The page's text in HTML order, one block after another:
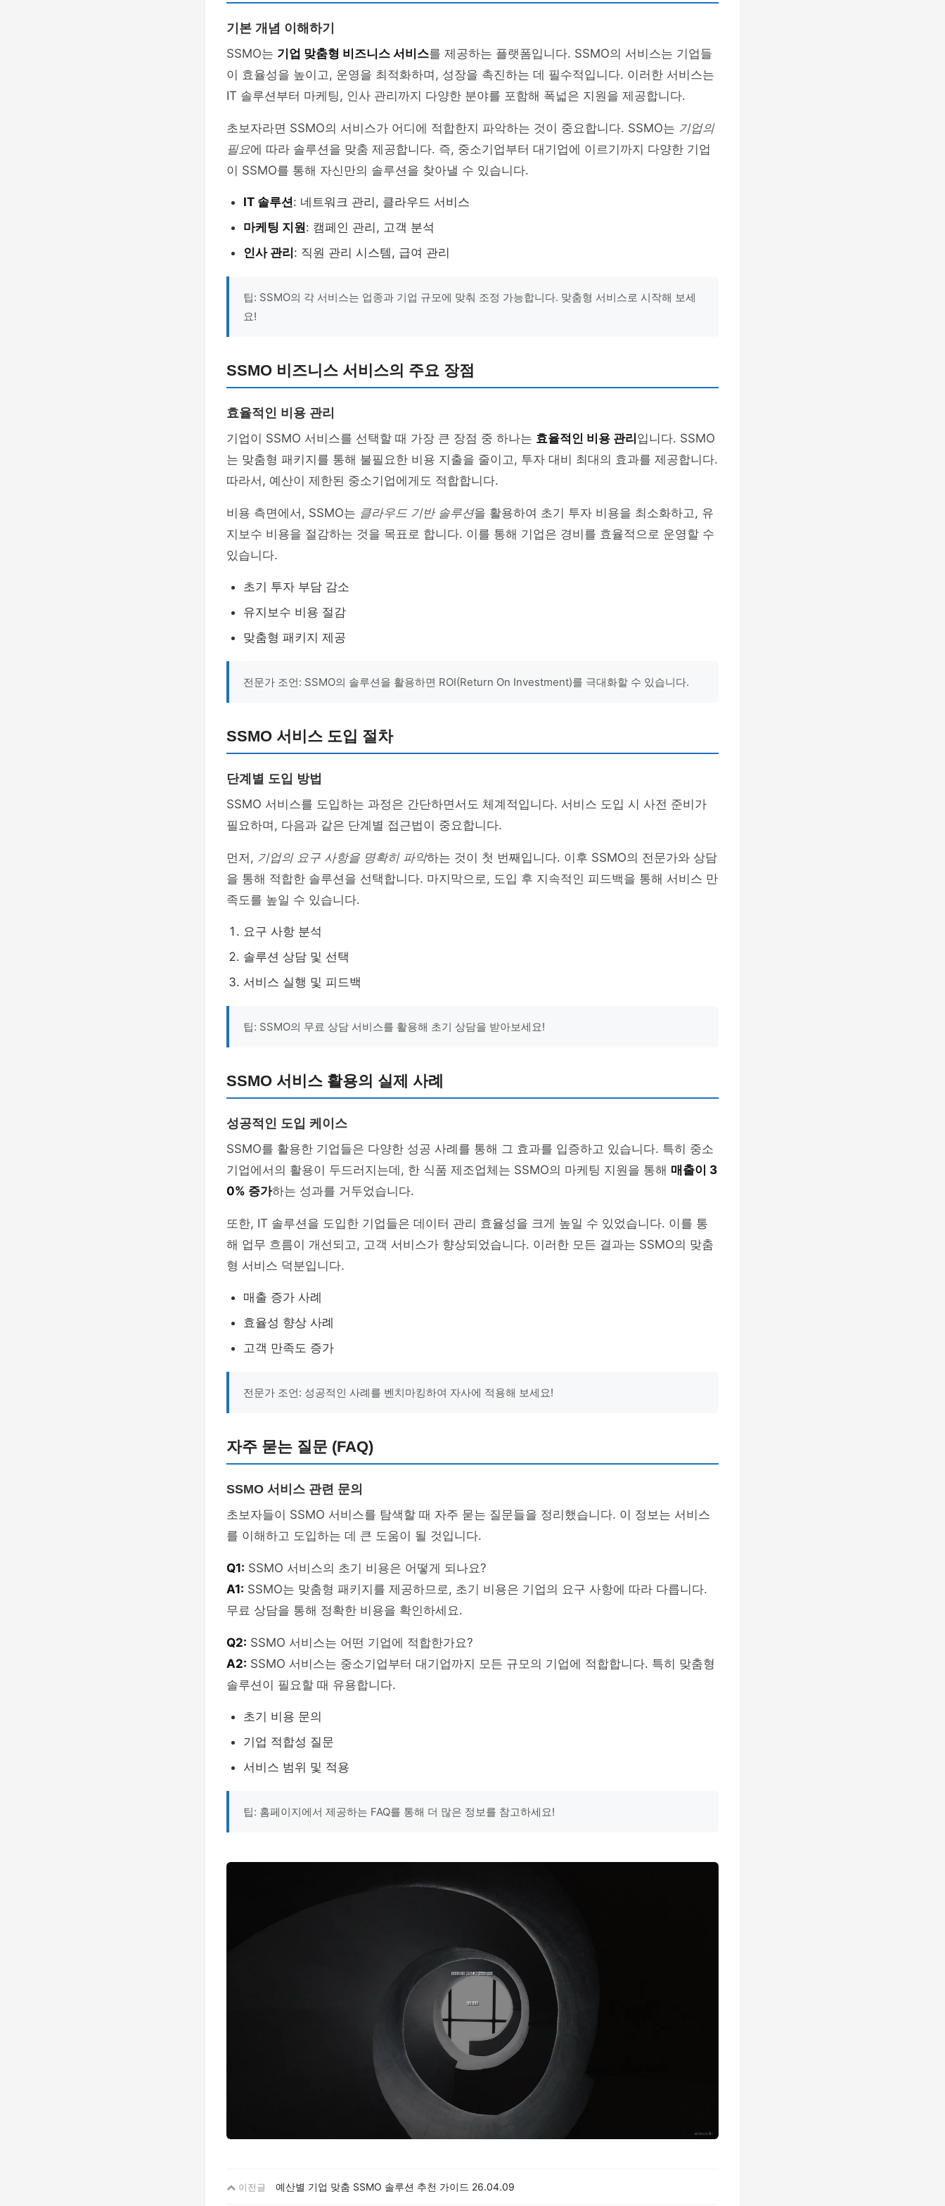
기본 개념 이해하기
SSMO는 기업 맞춤형 비즈니스 서비스를 제공하는 플랫폼입니다. SSMO의 서비스는 기업들
이 효율성을 높이고, 운영을 최적화하며, 성장을 촉진하는 데 필수적입니다. 이러한 서비스는
IT 솔루션부터 마케팅, 인사 관리까지 다양한 분야를 포함해 폭넓은 지원을 제공합니다.
초보자라면 SSMO의 서비스가 어디에 적합한지 파악하는 것이 중요합니다. SSMO는 기업의
필요에 따라 솔루션을 맞춤 제공합니다. 즉, 중소기업부터 대기업에 이르기까지 다양한 기업
이 SSMO를 통해 자신만의 솔루션을 찾아낼 수 있습니다.
IT 솔루션: 네트워크 관리, 클라우드 서비스
마케팅 지원: 캠페인 관리, 고객 분석
인사 관리 : 직원 관리 시스템, 급여 관리
팁: SSMO의 각 서비스는 업종과 기업 규모에 맞춰 조정 가능합니다. 맞춤형 서비스로 시작해 보세
요!
SSMO 비즈니스 서비스의 주요 장점
효율적인 비용 관리
기업이 SSMO 서비스를 선택할 때 가장 큰 장점 중 하나는 효율적인 비용 관리 입니다. SSMO
는 맞춤형 패키지를 통해 불필요한 비용 지출을 줄이고, 투자 대비 최대의 효과를 제공합니다.
따라서, 예산이 제한된 중소기업에게도 적합합니다.
비용 측면에서, SSMO는 클라우드 기반 솔루션을 활용하여 초기 투자 비용을 최소화하고, 유
지보수 비용을 절감하는 것을 목표로 합니다. 이를 통해 기업은 경비를 효율적으로 운영할 수
있습니다.
초기 투자 부담 감소
유지보수 비용 절감
맞춤형 패키지 제공
전문가 조언: SSMO의 솔루션을 활용하면 ROI(Return On Investment)를 극대화할 수 있습니다.
SSMO 서비스 도입 절차
단계별 도입 방법
SSMO 서비스를 도입하는 과정은 간단하면서도 체계적입니다. 서비스 도입 시 사전 준비가
필요하며, 다음과 같은 단계별 접근법이 중요합니다.
먼저, 기업의 요구 사항을 명확히 파악하는 것이 첫 번째입니다. 이후 SSMO의 전문가와 상담
을 통해 적합한 솔루션을 선택합니다. 마지막으로, 도입 후 지속적인 피드백을 통해 서비스 만
족도를 높일 수 있습니다.
요구 사항 분석
솔루션 상담 및 선택
서비스 실행 및 피드백
팁: SSMO의 무료 상담 서비스를 활용해 초기 상담을 받아보세요!
SSMO 서비스 활용의 실제 사례
성공적인 도입 케이스
SSMO를 활용한 기업들은 다양한 성공 사례를 통해 그 효과를 입증하고 있습니다. 특히 중소
기업에서의 활용이 두드러지는데, 한 식품 제조업체는 SSMO의 마케팅 지원을 통해 매출이 3
0% 증가하는 성과를 거두었습니다.
또한, IT 솔루션을 도입한 기업들은 데이터 관리 효율성을 크게 높일 수 있었습니다. 이를 통
해 업무 흐름이 개선되고, 고객 서비스가 향상되었습니다. 이러한 모든 결과는 SSMO의 맞춤
형 서비스 덕분입니다.
매출 증가 사례
효율성 향상 사례
고객 만족도 증가
전문가 조언: 성공적인 사례를 벤치마킹하여 자사에 적용해 보세요!
자주 묻는 질문 (FAQ)
SSMO 서비스 관련 문의
초보자들이 SSMO 서비스를 탐색할 때 자주 묻는 질문들을 정리했습니다. 이 정보는 서비스
를 이해하고 도입하는 데 큰 도움이 될 것입니다.
Q1: SSMO 서비스의 초기 비용은 어떻게 되나요?
A1: SSMO는 맞춤형 패키지를 제공하므로, 초기 비용은 기업의 요구 사항에 따라 다릅니다.
무료 상담을 통해 정확한 비용을 확인하세요.
Q2: SSMO 서비스는 어떤 기업에 적합한가요?
A2: SSMO 서비스는 중소기업부터 대기업까지 모든 규모의 기업에 적합합니다. 특히 맞춤형
솔루션이 필요할 때 유용합니다.
초기 비용 문의
기업 적합성 질문
서비스 범위 및 적용
팁: 홈페이지에서 제공하는 FAQ를 통해 더 많은 정보를 참고하세요!
이전글 예산별 기업 맞춤 SSMO 솔루션 추천 가이드 26.04.09